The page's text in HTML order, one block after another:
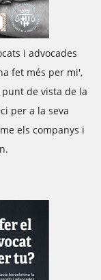
i advocades
fet més per mi',
de vista de la
per a la seva
els companys i